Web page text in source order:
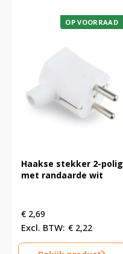
OP VOORRAAD
Haakse stekker 2-polig
met randaarde wit
€ 2,69
€ 2,22